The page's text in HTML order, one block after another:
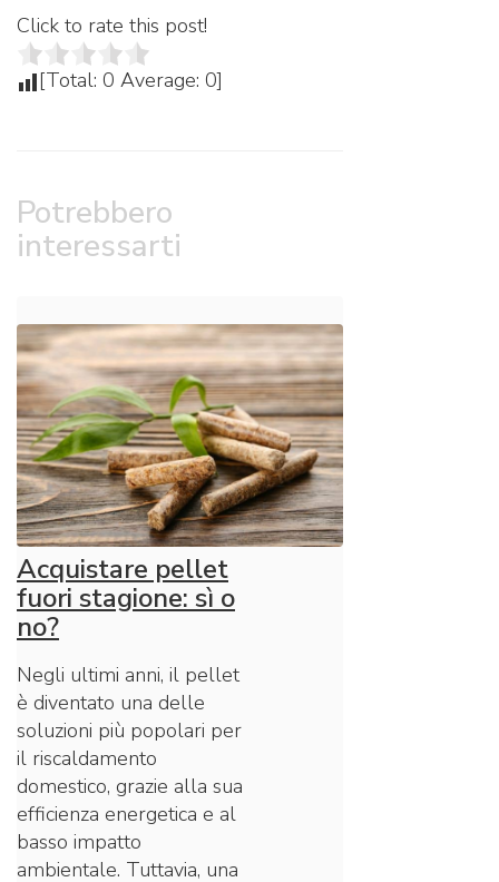
Click to rate this post!
[Total: 0 Average: 0]
Potrebbero
interessarti
Acquistare pellet
fuori stagione: sì o
no?
Negli ultimi anni, il pellet
è diventato una delle
soluzioni più popolari per
il riscaldamento
domestico, grazie alla sua
efficienza energetica e al
basso impatto
ambientale. Tuttavia, una